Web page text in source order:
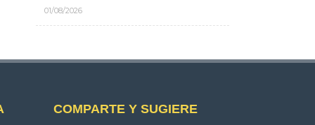
01/08/2026
COMPARTE Y SUGIERE